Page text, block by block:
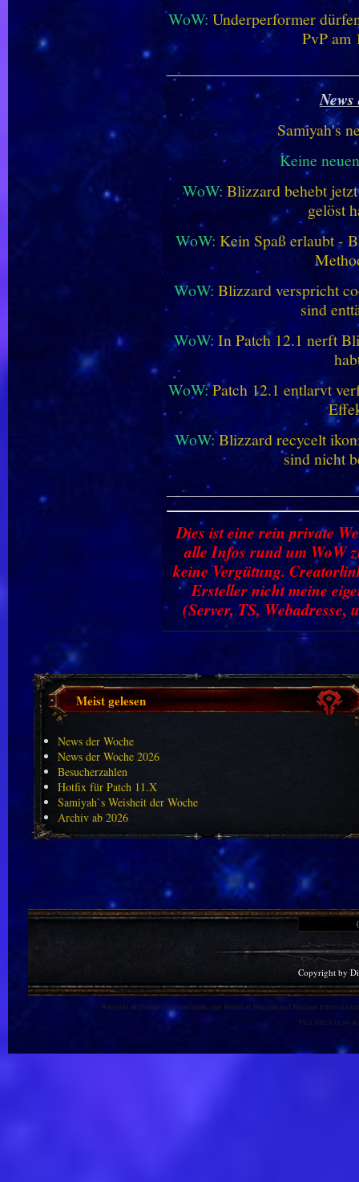
WoW: Underperformer
PvP am
Samiyah's
Keine
WoW: Blizzard behebt
gelöst
WoW: Kein Spaß erlaubt -
WoW: Blizzard verspricht
sind
WoW: In Patch 12.1 nerft
WoW:Patch 12.1 entlarvt
WoW:Blizzard recycelt
sind nicht
Dies ist eine rein private
alle Infos rund um WoW
keine Vergütung.
Ersteller nicht meine
(Server, TS, Webadresse,
Meist gelesen
News der Woche
News der Woche 2026
Besucherzahlen
Hotfix für Patch 11.X
Samiyah`s Weisheit der Woche
Archiv ab 2026
Copyright by
Warlords of Draenor is a trademark, and World of Warcraft and Blizzard
This site is in no